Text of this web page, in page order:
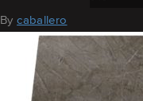
Bycaballero